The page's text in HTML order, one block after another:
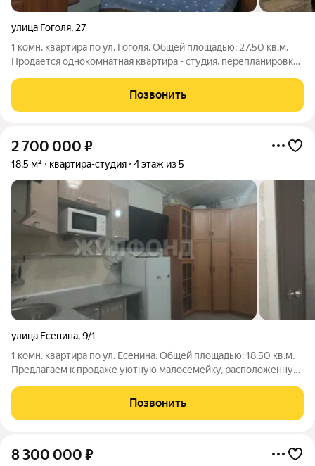
улица Гоголя, 27
1 комн. квартира по ул. Гоголя. Общей площадью: 27.50 кв.м.
Продается однокомнатная квартира - студия, перепланировка
уютная. Идеально место для комфортной жизни или ведения
бизнеса в самом
Позвонить
2 700 000 ₽
18,5 м² квартира-студия 4 этаж из 5
улица Есенина,9/1
1 комн. квартира по ул. Есенина. Общей площадью: 18.50 кв.м.
Предлагаем к продаже уютную малосемейку, расположенную
Квартира находится на 4 этаже 5-этажного дома. Общая
площадь составляет 18.5
Позвонить
8 300 000 ₽